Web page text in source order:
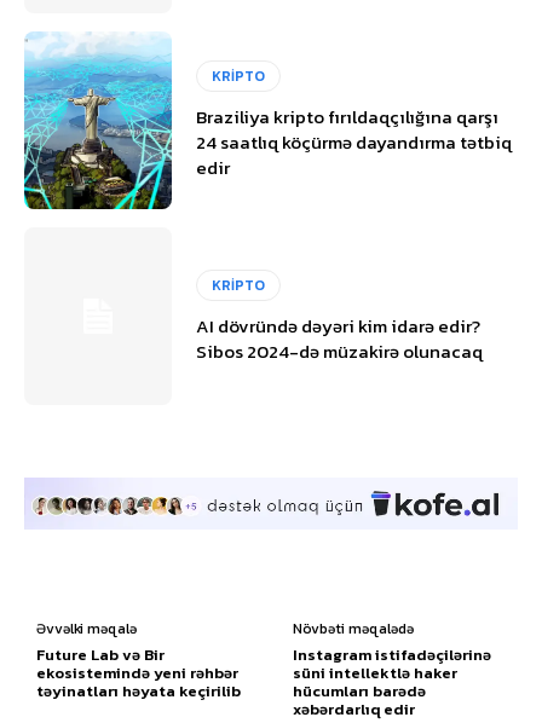
KRİPTO
Braziliya kripto fırıldaqçılığına qarşı
24 saatlıq köçürmə dayandırma tətbiq
edir
KRİPTO
AI dövründə dəyəri kim idarə edir?
Sibos 2024-də müzakirə olunacaq
Əvvəlki məqalə
Future Lab və Bir
ekosistemində yeni rəhbər
təyinatları həyata keçirilib
Növbəti məqalədə
Instagram istifadəçilərinə
süni intellektlə haker
hücumları barədə
xəbərdarlıq edir